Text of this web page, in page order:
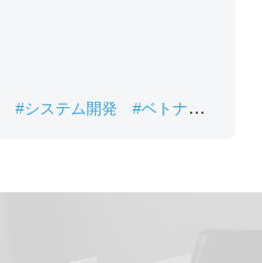
3月23日発売）掲載：ベ
掲載インタビューで成長戦略